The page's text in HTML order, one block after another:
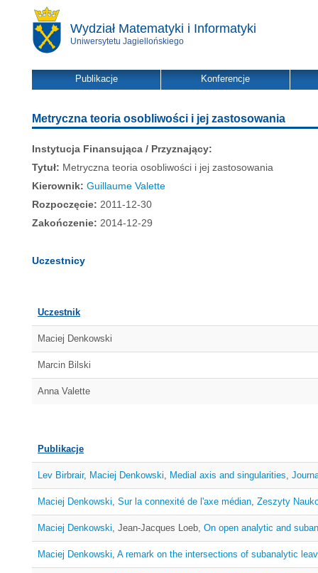
Wydział Matematyki i Informatyki
Uniwersytetu Jagiellońskiego
Publikacje Konferencje
Metryczna teoria osobliwości i jej zastosowania
Instytucja Finansująca / Przyznający:
Tytuł: Metryczna teoria osobliwości i jej zastosowania
Kierownik: Guillaume Valette
Rozpoczęcie: 2011-12-30
Zakończenie: 2014-12-29
Uczestnicy
Uczestnik
Maciej Denkowski
Marcin Bilski
Anna Valette
Publikacje
Lev Birbrair, Maciej Denkowski, Medial axis and singularities,
Maciej Denkowski, Sur la connexité de l'axe médian, Zeszyty
Maciej Denkowski, Jean-Jacques Loeb, On open analytic and
Maciej Denkowski, A remark on the intersections of subanalytic